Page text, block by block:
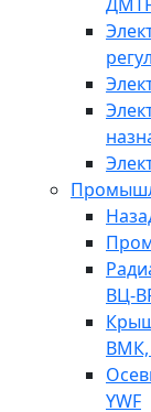
ВЦ-
ВМК,
YWF